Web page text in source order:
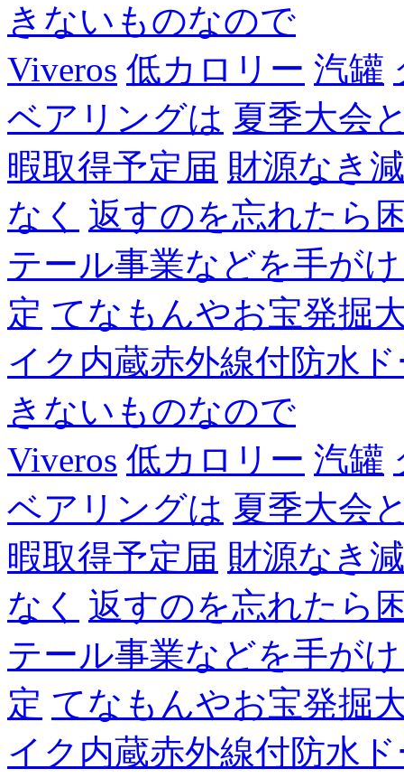
きないものなので
Viveros 低カロリー 汽罐
ベアリングは 夏季大会
暇取得予定届 財源なき
なく
返すのを忘れたら
テール事業などを手が
定 てなもんやお宝発掘
イク内蔵赤外線付防水
きないものなので
Viveros 低カロリー 汽罐
ベアリングは 夏季大会
暇取得予定届 財源なき
なく
返すのを忘れたら
テール事業などを手が
定 てなもんやお宝発掘
イク内蔵赤外線付防水